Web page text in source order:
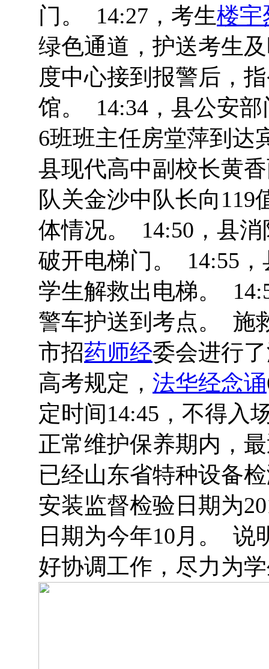
门。 14:27，考生楼宇
绿色通道，护送考生
度中心接到报警后，
馆。 14:34，县公安
6班班主任房堂萍到达
县现代高中副校长黄
队关金沙中队长向
体情况。 14:50，县
破开电梯门。 14:55
学生解救出电梯。
警车护送到考点。 施
市招药师经委会进行
高考规定， 法华经念诵
定时间14:45，不得入
正常维护保养期内，
已经山东省特种设备
安装监督检验日期为
日期为今年10月。 说
好协调工作，尽力为